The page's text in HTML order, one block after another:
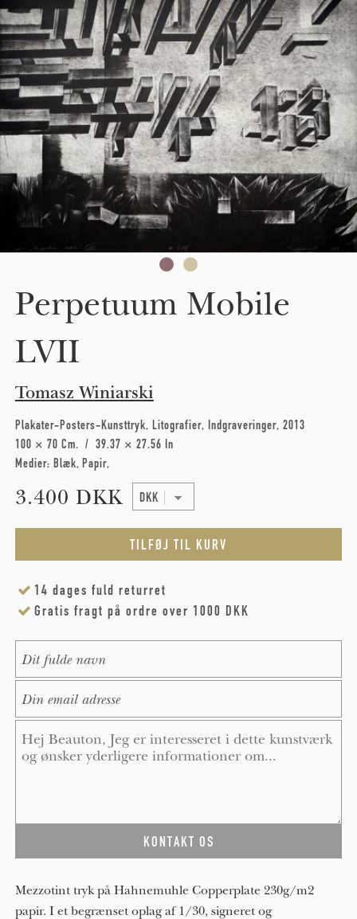
Skip to main content
Perpetuum Mobile
LVII
Tomasz Winiarski
Plakater-Posters-Kunsttryk Litografier Indgraveringer 2013
100 × 70 Cm
39.37 × 27.56 In
Medier: Blæk Papir
3.400 DKK
14 dages fuld returret
Gratis fragt på ordre over 1000 DKK
Mezzotint tryk på Hahnemuhle Copperplate 230g/m2
papir. I et begrænset oplag af 1/30, signeret og